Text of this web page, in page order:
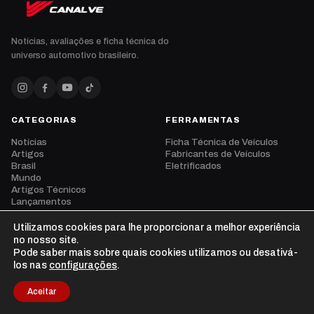
Notícias, avaliações e ficha técnica do
universo automotivo brasileiro.
CATEGORIAS
Notícias
Artigos
Brasil
Mundo
Artigos Técnicos
Lançamentos
Eventos
Opinião
Vídeos
FERRAMENTAS
Ficha Técnica de Veículos
Fabricantes de Veículos
Eletrificados
© 2026 CanalVE. Todos os direitos reservados.
Utilizamos cookies para lhe proporcionar a melhor experiência
no nosso site.
Pode saber mais sobre quais cookies utilizamos ou desativá-
los nas configurações.
Aceitar